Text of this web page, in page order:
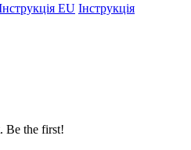
EU Інструкція
Be the first!